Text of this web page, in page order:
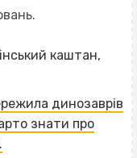
каштан,
динозаврів
знати про